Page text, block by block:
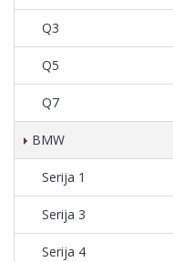
Q3
Q5
Q7
BMW
Serija 1
Serija 3
Serija 4